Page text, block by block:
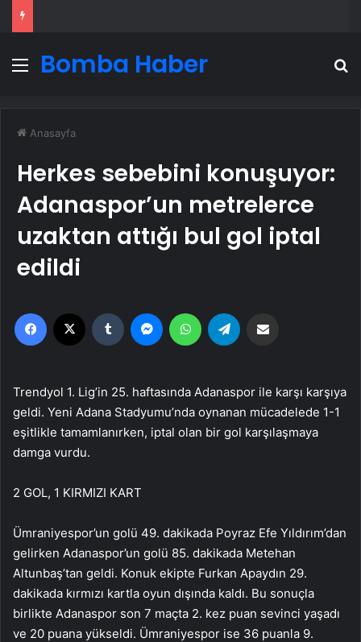
Menü
Bomba Haber
Anasayfa
Herkes sebebini konuşuyor:
Adanaspor’un metrelerce
uzaktan attığı bul gol iptal
edildi
Facebook Tumblr MessengerWhatsApp
Trendyol 1. Lig’in 25. haftasında Adanaspor ile karşı karşıya
geldi. Yeni Adana Stadyumu’nda oynanan mücadelede 1-1
eşitlikle tamamlanırken, iptal olan bir gol karşılaşmaya
damga vurdu.
2 GOL, 1 KIRMIZI KART
Ümraniyespor’un golü 49. dakikada Poyraz Efe Yıldırım’dan
gelirken Adanaspor’un golü 85. dakikada Metehan
Altunbaş’tan geldi. Konuk ekipte Furkan Apaydın 29.
dakikada kırmızı kartla oyun dışında kaldı. Bu sonuçla
birlikte Adanaspor son 7 maçta 2. kez puan sevinci yaşadı
ve 20 puana yükseldi. Ümraniyespor ise 36 puanla 9.